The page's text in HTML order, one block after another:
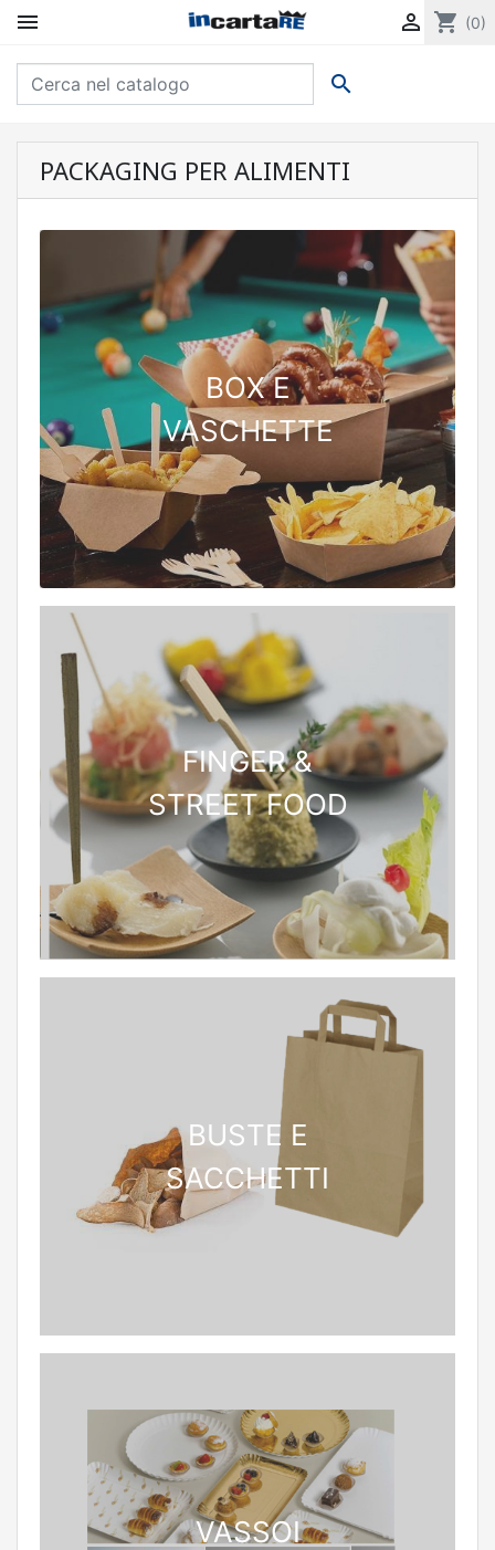
  shopping_cart (0)

PACKAGING PER ALIMENTI
BOX E
VASCHETTE
FINGER &
STREET FOOD
BUSTE E
SACCHETTI
VASSOI